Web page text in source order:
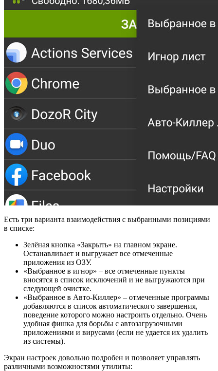
Есть три варианта взаимодействия с выбранными позициями
в списке:
Зелёная кнопка «Закрыть» на главном экране.
Останавливает и выгружает все отмеченные
приложения из ОЗУ.
«Выбранное в игнор» – все отмеченные пункты
вносятся в список исключений и не выгружаются при
следующей очистке.
«Выбранное в Авто-Киллер» – отмеченные программы
добавляются в список автоматического завершения,
поведение которого можно настроить отдельно. Очень
удобная фишка для борьбы с автозагрузочными
приложениями и вирусами (если не удается их удалить
из системы).
Экран настроек довольно подробен и позволяет управлять
различными возможностями утилиты: